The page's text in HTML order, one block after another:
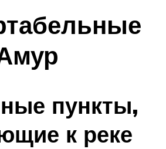
пункты,
к реке